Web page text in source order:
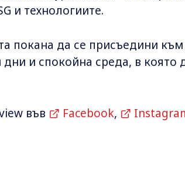
и технологиите.
покана да се присъедини
и спокойна среда, в която
във Facebook,